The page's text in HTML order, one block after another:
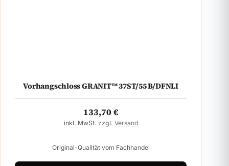
Vorhangschloss GRANIT™ 37ST/55 B/DFNLI
133,70€
inkl. MwSt. zzgl. Versand
Original-Qualität vom Fachhandel